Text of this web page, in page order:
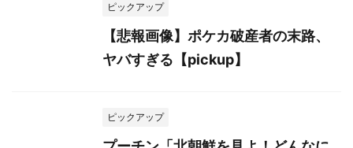
ピックアップ
【悲報画像】ポケカ破産者の末路、
ヤバすぎる【pickup】
ピックアップ